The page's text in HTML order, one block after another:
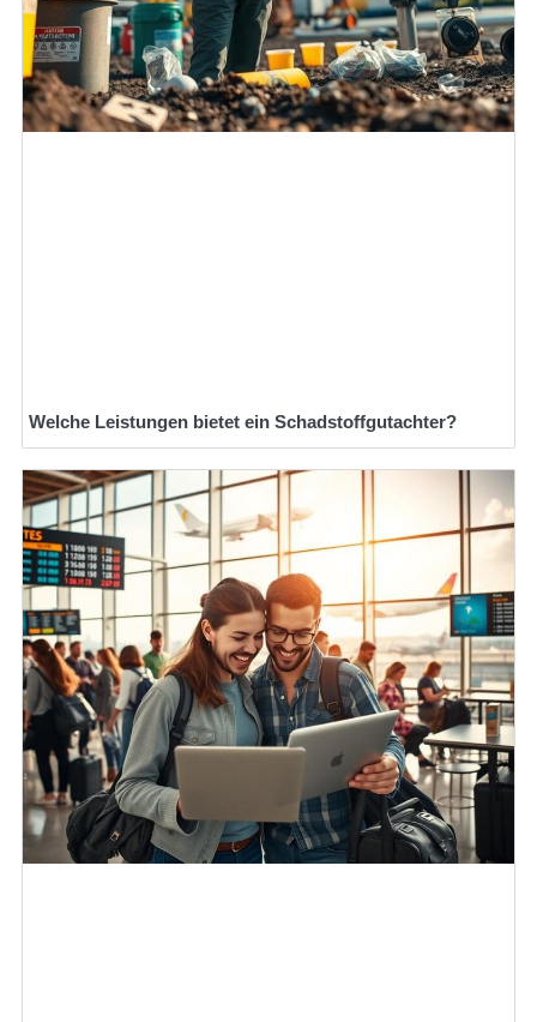
Welche Leistungen bietet ein Schadstoffgutachter?